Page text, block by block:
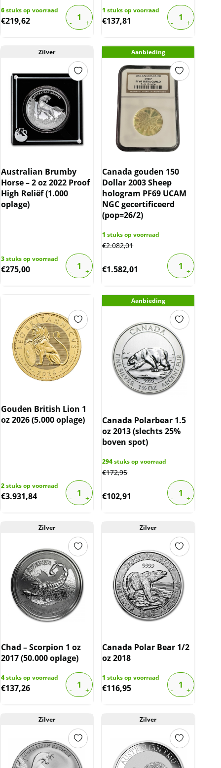
6stuks op voorraad
€219,62
1 stuks op voorraad
€137,81
Zilver
Australian Brumby
Horse – 2 oz 2022 Proof
High Reliëf (1.000
oplage)
3stuks op voorraad
€275,00
Aanbieding
Canada gouden 150
Dollar 2003 Sheep
hologram PF69 UCAM
NGC gecertificeerd
(pop=26/2)
1 stuks op voorraad
€2.082,01
€1.582,01
Gouden British Lion 1
oz 2026 (5.000 oplage)
2stuks op voorraad
€3.931,84
Aanbieding
Canada Polarbear 1.5
oz 2013 (slechts 25%
boven spot)
294stuks op voorraad
€172,95
€102,91
Zilver
Chad – Scorpion 1 oz
2017 (50.000 oplage)
4stuks op voorraad
€137,26
Zilver
Canada Polar Bear 1/2
oz 2018
1 stuks op voorraad
€116,95
Zilver Zilver